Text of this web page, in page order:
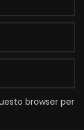
browser per